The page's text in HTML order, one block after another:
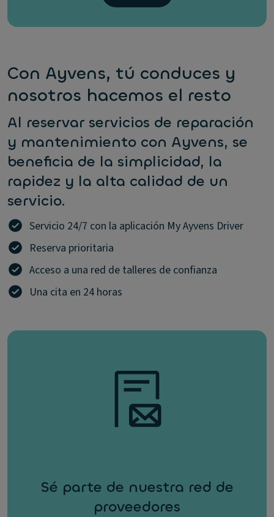
Con Ayvens, tú conduces y
nosotros hacemos el resto
Al reservar servicios de reparación
y mantenimiento con Ayvens, se
beneficia de la simplicidad, la
rapidez y la alta calidad de un
servicio.
Servicio 24/7 con la aplicación My Ayvens Driver
Reserva prioritaria
Acceso a una red de talleres de confianza
Una cita en 24 horas
Sé parte de nuestra red de
proveedores